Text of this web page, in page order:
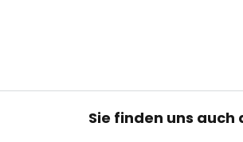
Sie finden uns auch